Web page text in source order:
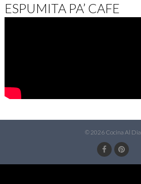
ESPUMITA PA’ CAFE
© 2026 Cocina Al Dia